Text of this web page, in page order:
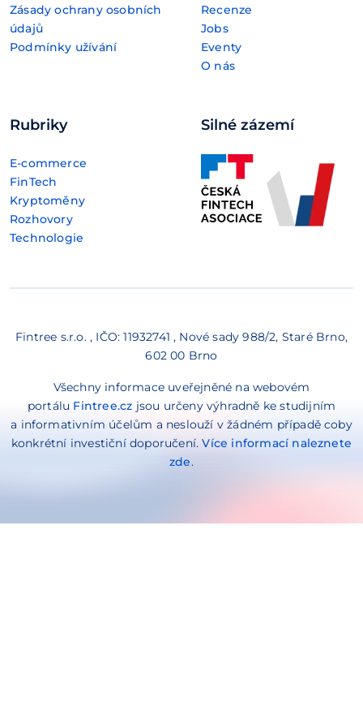
Zásady ochrany osobních
údajů
Podmínky užívání
Recenze
Jobs
Eventy
O nás
Rubriky
E-commerce
FinTech
Kryptoměny
Rozhovory
Technologie
Silné zázemí
Fintree s.r.o. , IČO: 11932741 , Nové sady 988/2, Staré Brno,
602 00 Brno
Všechny informace uveřejněné na webovém
portálu Fintree.cz jsou určeny výhradně ke studijním
a informativním účelům a neslouží v žádném případě coby
konkrétní investiční doporučení.Více informací naleznete
zde.